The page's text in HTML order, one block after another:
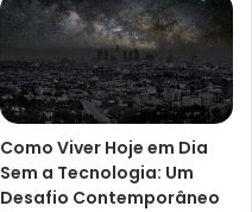
Como Viver Hoje em Dia
Sem a Tecnologia: Um
Desafio Contemporâneo